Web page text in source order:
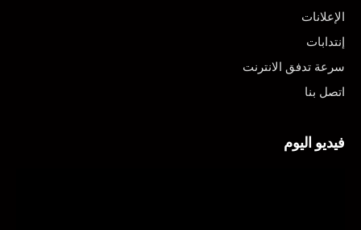
الإعلانات
إنتدابات
سرعة تدفق الانترنت
اتصل بنا
فيديو اليوم